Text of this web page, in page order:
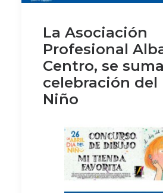
La Asociación
Profesional
Centro, se
celebración del
Niño